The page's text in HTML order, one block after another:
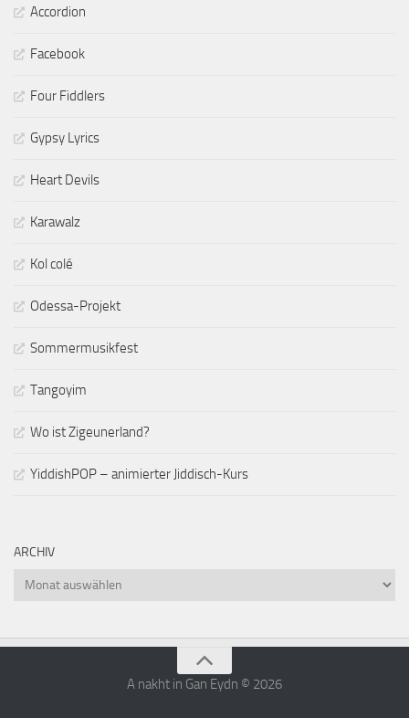
Accordion
Facebook
Four Fiddlers
Gypsy Lyrics
Heart Devils
Karawalz
Kol colé
Odessa-Projekt
Sommermusikfest
Tangoyim
Wo ist Zigeunerland?
YiddishPOP – animierter Jiddisch-Kurs
ARCHIV
Archiv
A nakht in Gan Eydn © 2026